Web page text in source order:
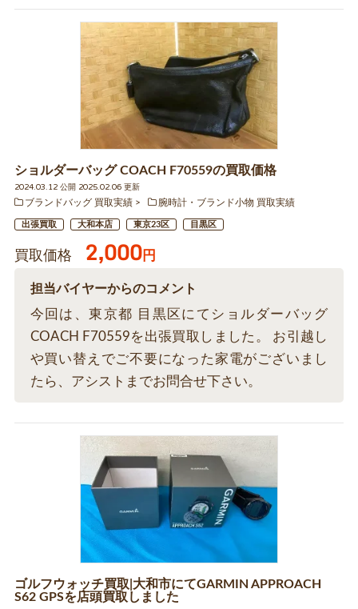
ショルダーバッグ COACH F70559の買取価格
2024.03.12 公開 2025.02.06 更新
ブランドバッグ 買取実績
腕時計・ブランド小物 買取実績
出張買取 大和本店 東京23区 目黒区
買取価格 2,000円
担当バイヤーからのコメント
今回は、東京都 目黒区にてショルダーバッグ
COACH F70559を出張買取しました。 お引越し
や買い替えでご不要になった家電がございまし
たら、アシストまでお問合せ下さい。
ゴルフウォッチ買取|大和市にてGARMIN APPROACH
S62 GPSを店頭買取しました